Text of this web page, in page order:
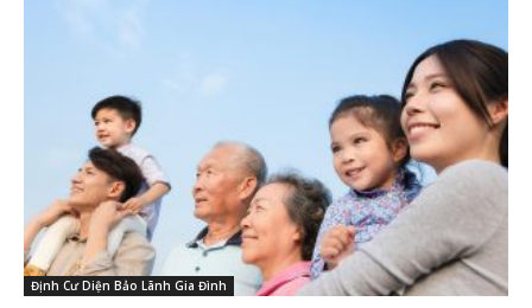
Member
Định Cư Diện Bảo Lãnh Gia Đình